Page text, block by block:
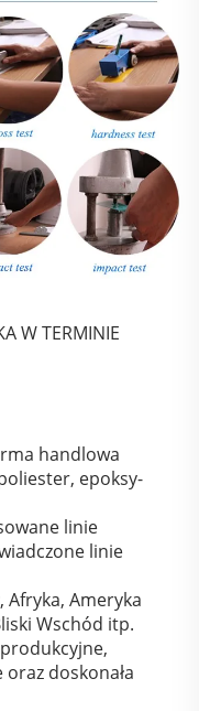
W TERMINIE
handlowa
epoksy-
linie
linie
Afryka, Ameryka
Wschód itp.
doskonała